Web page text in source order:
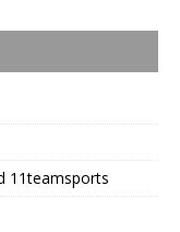
11teamsports